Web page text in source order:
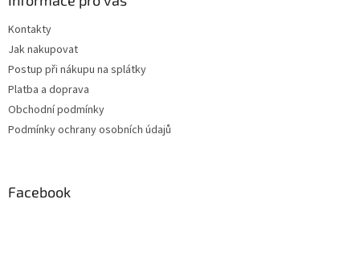
Kontakty
Jak nakupovat
Postup při nákupu na splátky
Platba a doprava
Obchodní podmínky
Podmínky ochrany osobních údajů
Facebook